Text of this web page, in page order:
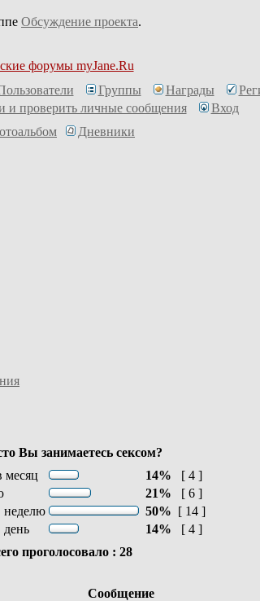
Обсуждение проекта.
форумы myJane.Ru
Группы Награды
и проверить личные сообщения
Вход
Дневники
Вы занимаетесь сексом?
месяц
14%
[ 4 ]
21%
[ 6 ]
неделю
50% [ 14 ]
день
14%
[ 4 ]
проголосовало : 28
Сообщение